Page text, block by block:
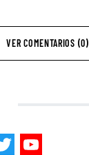
VER COMENTARIOS (0)